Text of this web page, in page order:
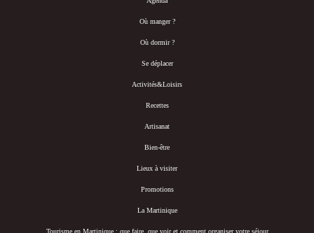
Où manger ?
Où dormir ?
Se déplacer
Activités&Loisirs
Recettes
Artisanat
Bien-être
Lieux à visiter
Promotions
La Martinique
Tourisme en Martinique : que faire, que voir et comment organiser votre séjour